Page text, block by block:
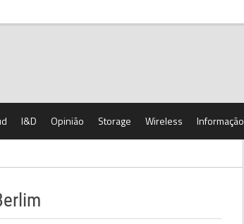
I&D Opinião Storage Wireless Informação